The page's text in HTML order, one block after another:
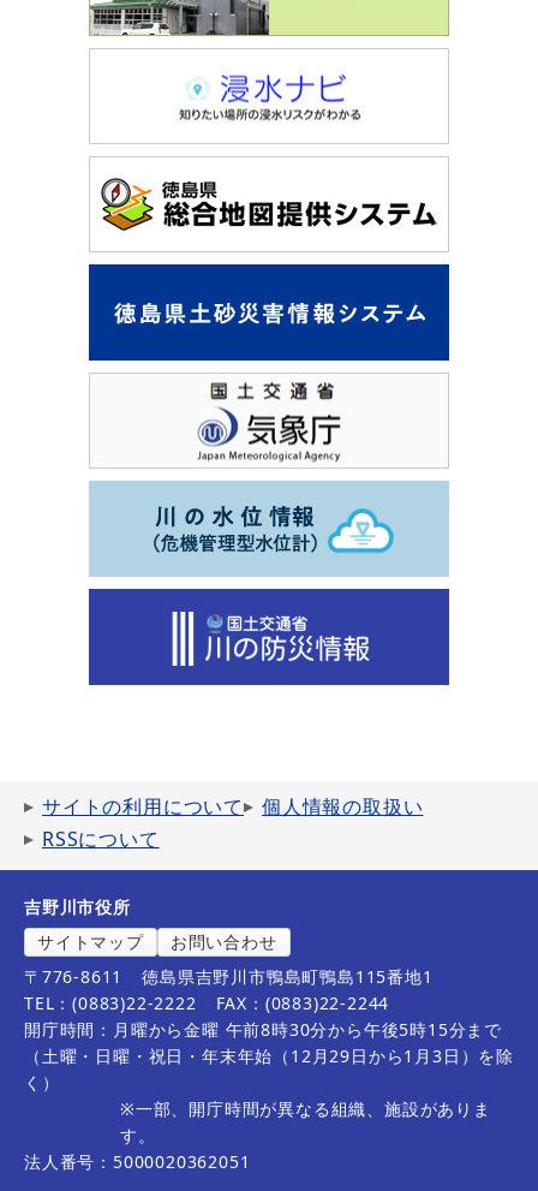
サイトの利用について
個人情報の取扱い
RSSについて
吉野川市役所
サイトマップ
お問い合わせ
〒776-8611
徳島県吉野川市鴨島町鴨島115番地1
TEL：(0883)22-2222
FAX：(0883)22-2244
開庁時間：月曜から金曜 午前8時30分から午後5時15分まで
（土曜・日曜・祝日・年末年始（12月29日から1月3日）を除
く）
※一部、開庁時間が異なる組織、施設がありま
す。
法人番号：5000020362051